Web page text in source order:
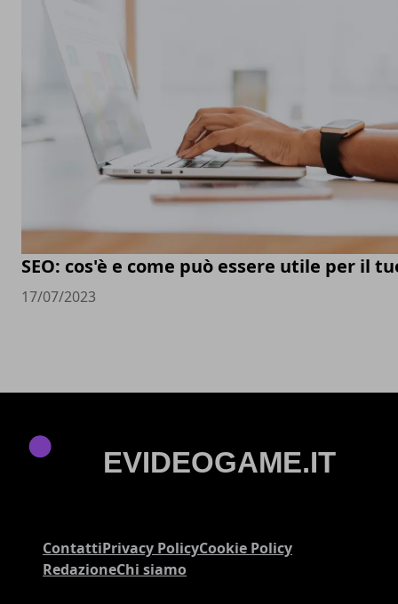
SEO: cos'è e come può essere utile per il
17/07/2023
ContattiPrivacy PolicyCookie Policy
RedazioneChi siamo